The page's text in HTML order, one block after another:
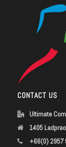
CONTACT US
Ultimate
1405
+66(0) 2957